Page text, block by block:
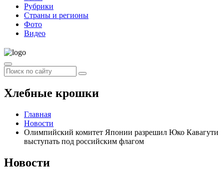
Рубрики
Страны и регионы
Фото
Видео
Хлебные крошки
Главная
Новости
Олимпийский комитет Японии разрешил Юко Кавагути
выступать под российским флагом
Новости